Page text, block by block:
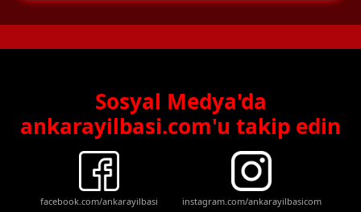
Sosyal Medya'da
ankarayilbasi.com'u takip edin
facebook.com/ankarayilbasi instagram.com/ankarayilbasicom